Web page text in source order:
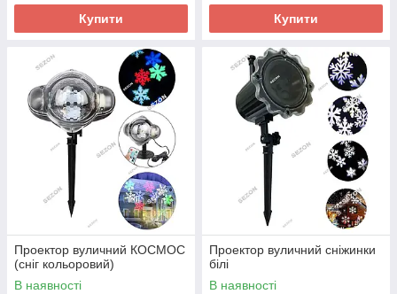
Купити Купити
Проектор вуличний КОСМОС
(сніг кольоровий)
В наявності
Проектор вуличний сніжинки
білі
В наявності